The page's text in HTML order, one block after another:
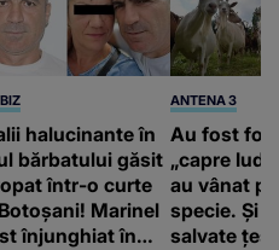
halucinante în
bărbatului găsit
într-o curte
Marinel
înjunghiat în
ANTENA 3
Au fost
„capre
au vânat
specie. Și
salvate